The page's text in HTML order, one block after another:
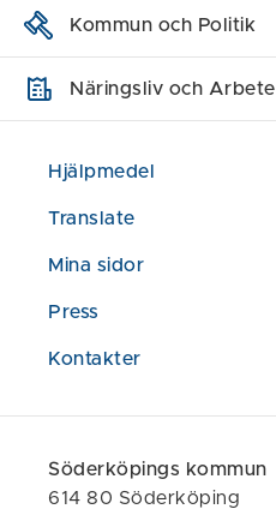
Kommun och Politik
Näringsliv och Arbete
Hjälpmedel
Translate
Mina sidor
Press
Kontakter
Söderköpings kommun
614 80 Söderköping
verksamhet)
Avgifter för tillsyn
Sevesoanläggningar